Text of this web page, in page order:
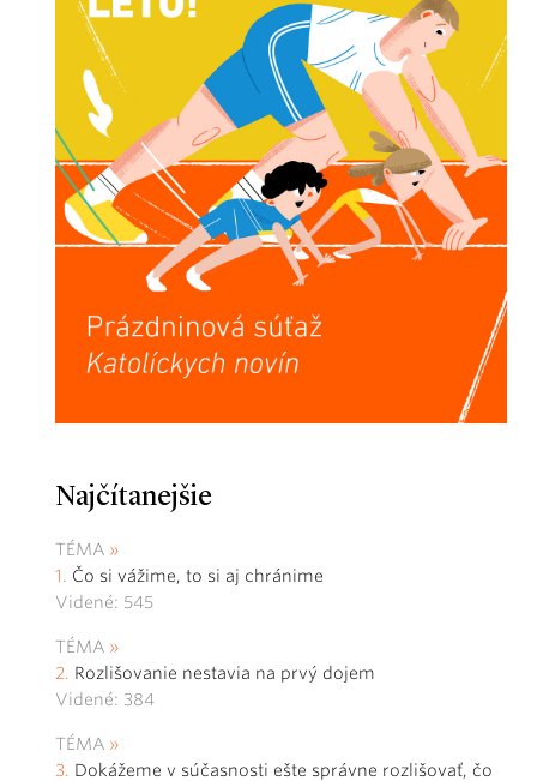
Najčítanejšie
TÉMA
Čo si vážime, to si aj chránime
Videné: 545
TÉMA
Rozlišovanie nestavia na prvý dojem
Videné: 384
TÉMA
Dokážeme v súčasnosti ešte správne rozlišovať, čo